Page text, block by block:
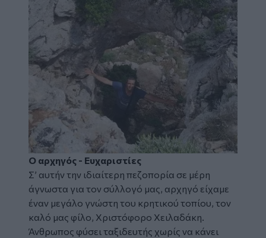
Ο αρχηγός - Ευχαριστίες
Σ’ αυτήν την ιδιαίτερη πεζοπορία σε μέρη
άγνωστα για τον σύλλογό μας, αρχηγό είχαμε
έναν μεγάλο γνώστη του κρητικού τοπίου, τον
καλό μας φίλο, Χριστόφορο Χειλαδάκη.
Άνθρωπος φύσει ταξιδευτής χωρίς να κάνει